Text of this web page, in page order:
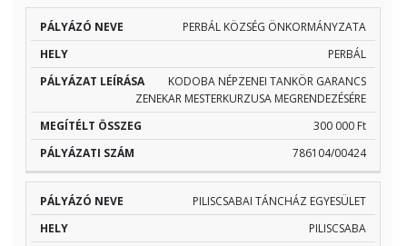
PERBÁL KÖZSÉG ÖNKORMÁNYZATA
PERBÁL
KODOBA NÉPZENEI TANKÖR GARANCS
ZENEKAR MESTERKURZUSA MEGRENDEZÉSÉRE
300 000 Ft
786104/00424
PILISCSABAI TÁNCHÁZ EGYESÜLET
PILISCSABA